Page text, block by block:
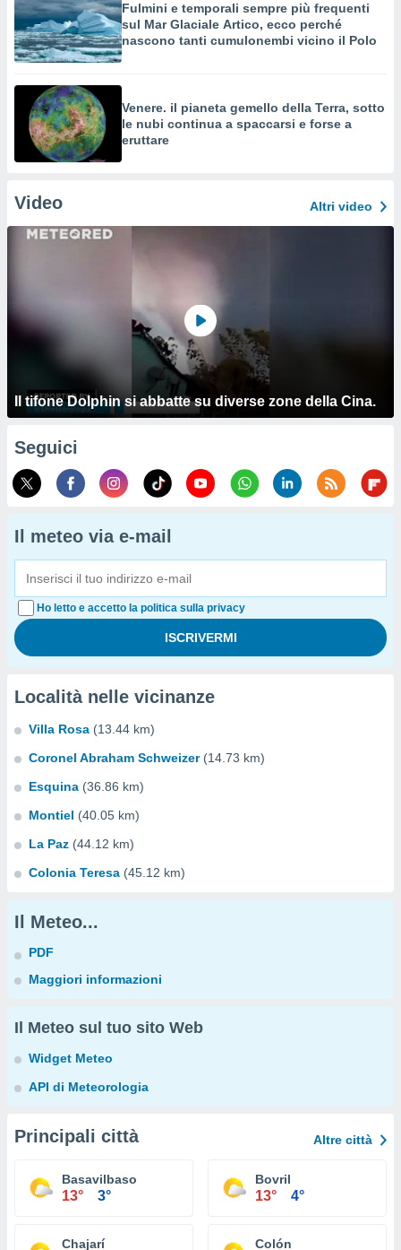
Fulmini e temporali sempre più frequenti
sul Mar Glaciale Artico, ecco perché
nascono tanti cumulonembi vicino il Polo
Venere. il pianeta gemello della Terra, sotto
le nubi continua a spaccarsi e forse a
eruttare
Video Altri video
Il tifone Dolphin si abbatte su diverse zone della Cina.
Seguici
Il meteo via e-mail
Ho letto e accetto la politica sulla privacy
Località nelle vicinanze
Villa Rosa (13.44 km)
Coronel Abraham Schweizer (14.73 km)
Esquina (36.86 km)
Montiel (40.05 km)
La Paz (44.12 km)
Colonia Teresa (45.12 km)
Il Meteo...
PDF
Maggiori informazioni
Il Meteo sul tuo sito Web
Widget Meteo
API di Meteorologia
Principali città Altre città
Basavilbaso
13° 3°
Bovril
13° 4°
Chajarí Colón